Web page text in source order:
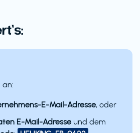
an:
E-Mail-Adresse, oder
E-Mail-Adresse und dem